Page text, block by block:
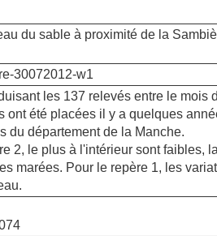
du sable à proximité de la
les 137 relevés entre le mois
ont été placées il y a quelques
du département de la Manche.
2, le plus à l'intérieur sont faibles,
marées. Pour le repère 1, les